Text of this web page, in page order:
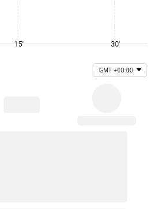
15' 30'
GMT +00:00